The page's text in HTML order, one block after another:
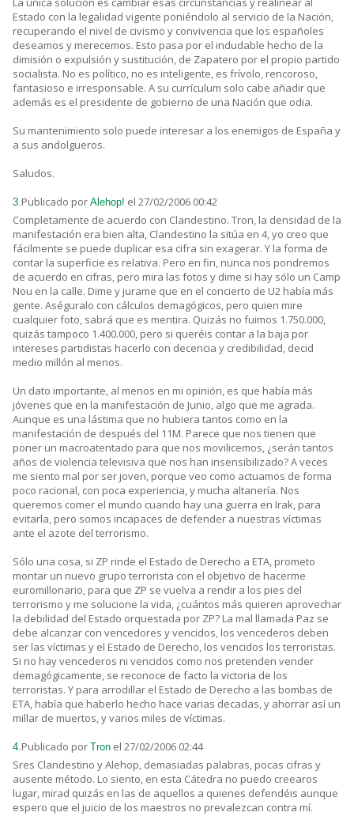
Estado con la legalidad vigente poniéndolo al servicio de la Nación,
recuperando el nivel de civismo y convivencia que los españoles
deseamos y merecemos. Esto pasa por el indudable hecho de la
dimisión o expulsión y sustitución, de Zapatero por el propio partido
socialista. No es político, no es inteligente, es frívolo, rencoroso,
fantasioso e irresponsable. A su currículum solo cabe añadir que
además es el presidente de gobierno de una Nación que odia.
Su mantenimiento solo puede interesar a los enemigos de España y
a sus andolgueros.
Saludos.
3.Publicado por Alehop! el 27/02/2006 00:42
Completamente de acuerdo con Clandestino. Tron, la densidad de la
manifestación era bien alta, Clandestino la sitúa en 4, yo creo que
fácilmente se puede duplicar esa cifra sin exagerar. Y la forma de
contar la superficie es relativa. Pero en fin, nunca nos pondremos
de acuerdo en cifras, pero mira las fotos y dime si hay sólo un Camp
Nou en la calle. Dime y jurame que en el concierto de U2 había más
gente. Aséguralo con cálculos demagógicos, pero quien mire
cualquier foto, sabrá que es mentira. Quizás no fuimos 1.750.000,
quizás tampoco 1.400.000, pero si queréis contar a la baja por
intereses partidistas hacerlo con decencia y credibilidad, decid
medio millón al menos.
Un dato importante, al menos en mi opinión, es que había más
jóvenes que en la manifestación de Junio, algo que me agrada.
Aunque es una lástima que no hubiera tantos como en la
manifestación de después del 11M. Parece que nos tienen que
poner un macroatentado para que nos movilicemos, ¿serán tantos
años de violencia televisiva que nos han insensibilizado? A veces
me siento mal por ser joven, porque veo como actuamos de forma
poco racional, con poca experiencia, y mucha altanería. Nos
queremos comer el mundo cuando hay una guerra en Irak, para
evitarla, pero somos incapaces de defender a nuestras víctimas
ante el azote del terrorismo.
Sólo una cosa, si ZP rinde el Estado de Derecho a ETA, prometo
montar un nuevo grupo terrorista con el objetivo de hacerme
euromillonario, para que ZP se vuelva a rendir a los pies del
terrorismo y me solucione la vida, ¿cuántos más quieren aprovechar
la debilidad del Estado orquestada por ZP? La mal llamada Paz se
debe alcanzar con vencedores y vencidos, los vencederos deben
ser las víctimas y el Estado de Derecho, los vencidos los terroristas.
Si no hay vencederos ni vencidos como nos pretenden vender
demagógicamente, se reconoce de facto la victoria de los
terroristas. Y para arrodillar el Estado de Derecho a las bombas de
ETA, había que haberlo hecho hace varias decadas, y ahorrar así un
millar de muertos, y varios miles de víctimas.
4.Publicado por Tron el 27/02/2006 02:44
Sres Clandestino y Alehop, demasiadas palabras, pocas cifras y
ausente método. Lo siento, en esta Cátedra no puedo creearos
lugar, mirad quizás en las de aquellos a quienes defendéis aunque
espero que el juicio de los maestros no prevalezcan contra mí.